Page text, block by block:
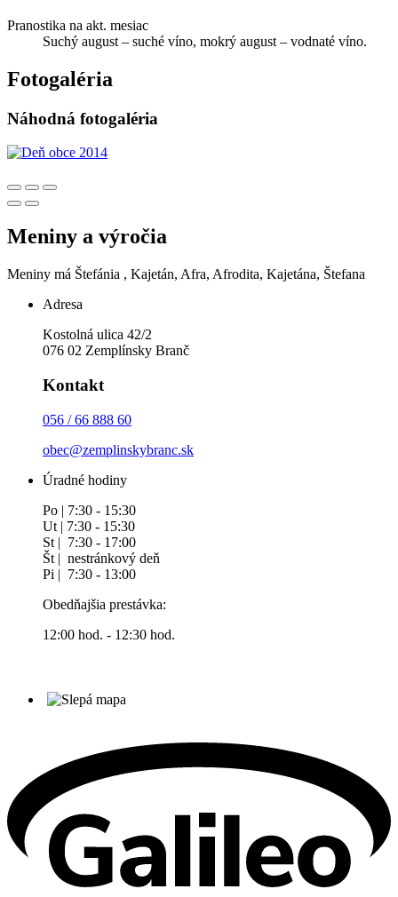
Pranostika na akt. mesiac
Suchý august – suché víno, mokrý august – vodnaté víno.
Fotogaléria
Náhodná fotogaléria
Meniny a výročia
Meniny má Štefánia , Kajetán, Afra, Afrodita, Kajetána, Štefana
Adresa
Kostolná ulica 42/2
076 02 Zemplínsky Branč
Kontakt
056 / 66 888 60
obec@zemplinskybranc.sk
Úradné hodiny
Po | 7:30 - 15:30
Ut | 7:30 - 15:30
St | 7:30 - 17:00
Št | nestránkový deň
Pi | 7:30 - 13:00
Obedňajšia prestávka:
12:00 hod. - 12:30 hod.